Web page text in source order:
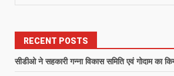
RECENT POSTS
सीडीओ ने सहकारी गन्ना विकास समिति एवं गोदाम का